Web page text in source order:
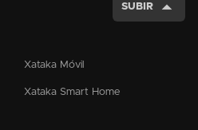
SUBIR
Xataka Móvil
Xataka Smart Home